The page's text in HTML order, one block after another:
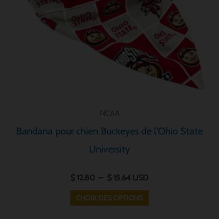
Bandana pour chien Buckeyes de l'Ohio State
University
$ 12.80 – $ 15.64 USD
CHOIX DES OPTIONS
peuvent
choisies
sur
la
page